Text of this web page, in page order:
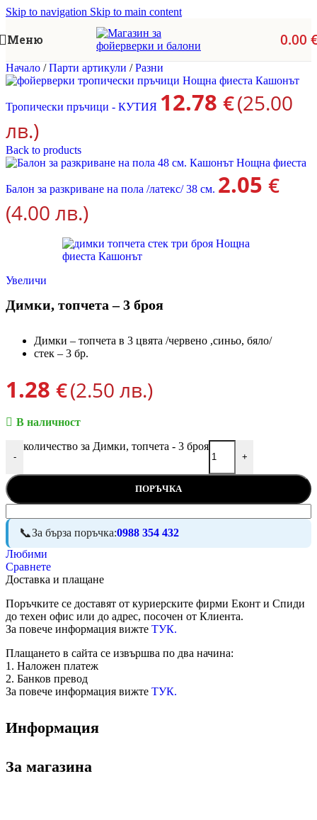
Skip to navigation Skip to main content
Меню 0.00
Начало / Парти артикули / Разни
Тропически пръчици - КУТИЯ 12.78 €(25.00
лв.)
Back to products
Балон за разкриване на пола /латекс/ 38 см. 2.05 €
(4.00 лв.)
Увеличи
Димки, топчета – 3 броя
Димки – топчета в 3 цвята /червено ,синьо, бяло/
стек – 3 бр.
1.28 €(2.50 лв.)
В наличност
-
количество за Димки, топчета - 3 броя
+
ПОРЪЧКА
За бърза поръчка:0988 354 432
Любими
Сравнете
Доставка и плащане
Поръчките се доставят от куриерските фирми Еконт и Спиди
до техен офис или до адрес, посочен от Клиента.
За повече информация вижте ТУК.
Плащането в сайта се извършва по два начина:
1. Наложен платеж
2. Банков превод
За повече информация вижте ТУК.
Информация
За магазина